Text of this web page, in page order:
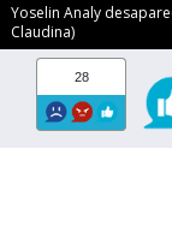
Yoselin Analy
Claudina)
28